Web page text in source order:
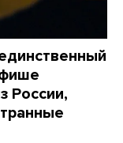
России,